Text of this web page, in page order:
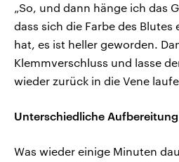
„So, und dann hänge ich das
dass sich die Farbe des
hat, es ist heller geworden.
Klemmverschluss und lasse
wieder zurück in die Vene
Unterschiedliche
Was wieder einige Minuten